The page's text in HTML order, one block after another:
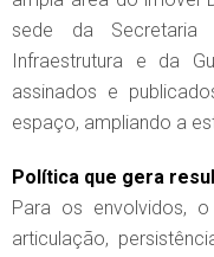
sede da Secretaria
Infraestrutura e da
assinados e
espaço, ampliando a
Política que gera
Para os envolvidos,
articulação,